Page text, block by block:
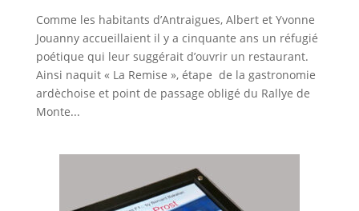
Comme les habitants d’Antraigues, Albert et Yvonne
Jouanny accueillaient il y a cinquante ans un réfugié
poétique qui leur suggérait d’ouvrir un restaurant.
Ainsi naquit « La Remise », étape de la gastronomie
ardèchoise et point de passage obligé du Rallye de
Monte...